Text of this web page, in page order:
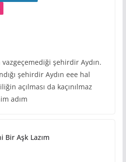
şehirdir Aydın.
şehirdir Aydın eee hal
açılması da kaçınılmaz
adım
Bir Aşk Lazım